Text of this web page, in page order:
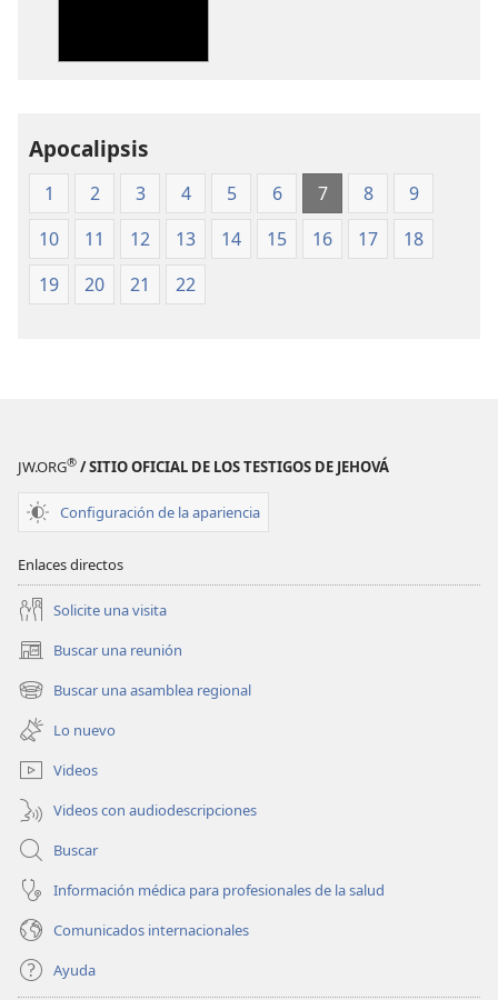
de
Santas
Escrituras
de
Santas
Escrituras
Apocalipsis
1 2 3 4 5 6 7 8
9
10
11 12 13 14 15 16 17
18
19
20 21 22
JW.ORG® / SITIO OFICIAL DE LOS TESTIGOS DE JEHOVÁ
Configuración de la apariencia
Enlaces directos
Solicite una visita
Buscar una reunión
(abre
una
nueva
ventana)
Buscar una asamblea regional
(abre
una
nueva
ventana)
Lo nuevo
Videos
Videos con audiodescripciones
Buscar
Información médica para profesionales de la salud
Comunicados internacionales
Ayuda